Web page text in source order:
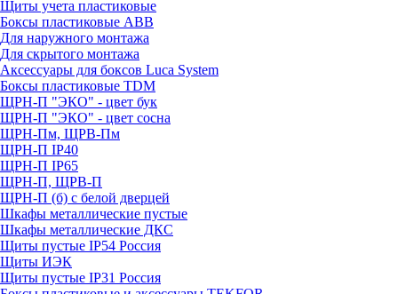
Щиты учета пластиковые
Боксы пластиковые ABB
Для наружного монтажа
Для скрытого монтажа
Аксессуары для боксов Luca System
Боксы пластиковые TDM
ЩРН-П "ЭКО" - цвет бук
ЩРН-П "ЭКО" - цвет сосна
ЩРН-Пм, ЩРВ-Пм
ЩРН-П IP40
ЩРН-П IP65
ЩРН-П, ЩРВ-П
ЩРН-П (б) с белой дверцей
Шкафы металлические пустые
Шкафы металлические ДКС
Щиты пустые IP54 Россия
Щиты ИЭК
Щиты пустые IP31 Россия